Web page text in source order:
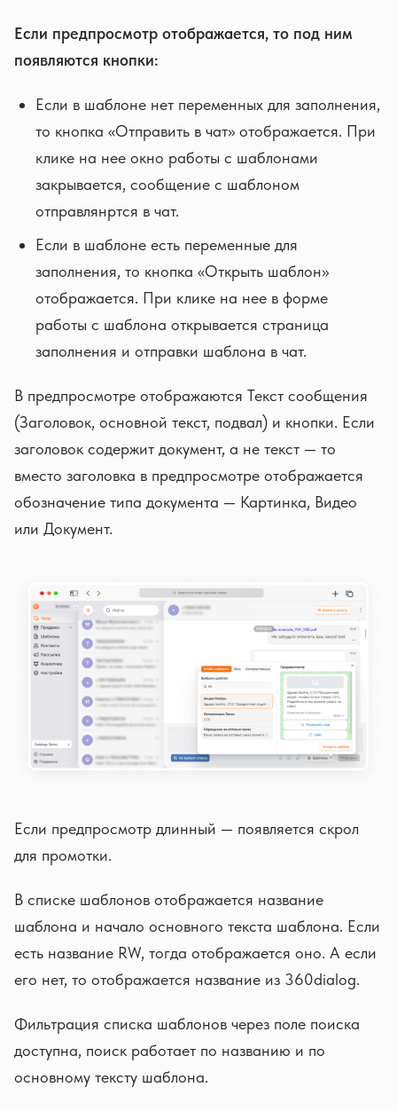
Если предпросмотр отображается, то под ним
появляются кнопки:
Если в шаблоне нет переменных для заполнения,
то кнопка «Отправить в чат» отображается. При
клике на нее окно работы с шаблонами
закрывается, сообщение с шаблоном
отправлянртся в чат.
Если в шаблоне есть переменные для
заполнения, то кнопка «Открыть шаблон»
отображается. При клике на нее в форме
работы с шаблона открывается страница
заполнения и отправки шаблона в чат.
В предпросмотре отображаются Текст сообщения
(Заголовок, основной текст, подвал) и кнопки. Если
заголовок содержит документ, а не текст — то
вместо заголовка в предпросмотре отображается
обозначение типа документа — Картинка, Видео
или Документ.
Если предпросмотр длинный — появляется скрол
для промотки.
В списке шаблонов отображается название
шаблона и начало основного текста шаблона. Если
есть название RW, тогда отображается оно. А если
его нет, то отображается название из 360dialog.
Фильтрация списка шаблонов через поле поиска
доступна, поиск работает по названию и по
основному тексту шаблона.